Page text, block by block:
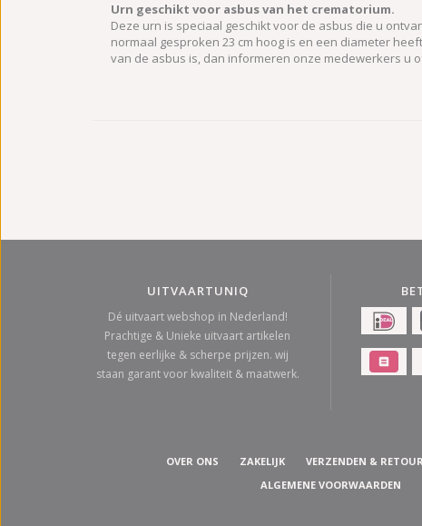
Urn geschikt voor asbus van het crematorium.
Deze urn is speciaal geschikt voor de asbus die u
normaal gesproken 23 cm hoog is en een diameter
van de asbus is, dan informeren onze medewerkers u
UITVAARTUNIQ
Dé uitvaart webshop in Nederland!
Prachtige & Unieke uitvaart artikelen
tegen eerlijke & scherpe prijzen. wij
staan garant voor kwaliteit & maatwerk.
OVER ONS ZAKELIJK VERZENDEN &
ALGEMENE VOORWAARDEN